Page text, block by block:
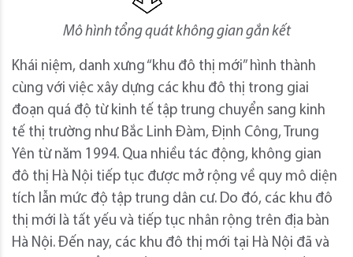
Mô hình tổng quát không gian gắn kết
Khái niệm, danh xưng “khu đô thị mới” hình thành
cùng với việc xây dựng các khu đô thị trong giai
đoạn quá độ từ kinh tế tập trung chuyển sang kinh
tế thị trường như Bắc Linh Đàm, Định Công, Trung
Yên từ năm 1994. Qua nhiều tác động, không gian
đô thị Hà Nội tiếp tục được mở rộng về quy mô diện
tích lẫn mức độ tập trung dân cư. Do đó, các khu đô
thị mới là tất yếu và tiếp tục nhân rộng trên địa bàn
Hà Nội. Đến nay, các khu đô thị mới tại Hà Nội đã và